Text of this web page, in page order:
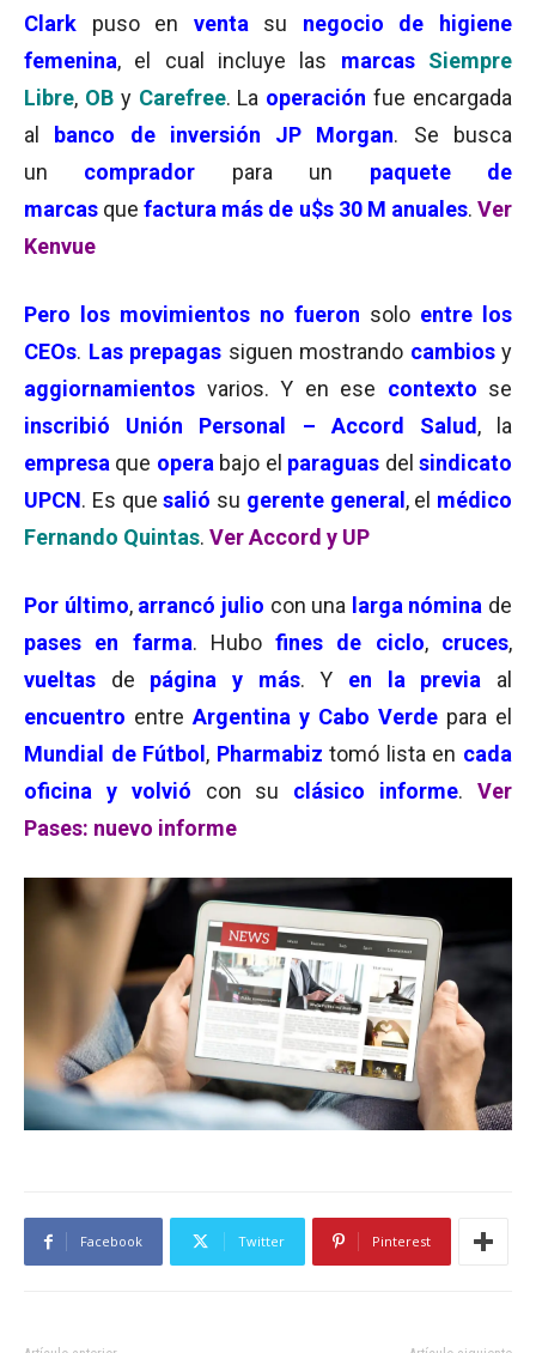
Clark puso en venta su negocio de higiene
femenina, el cual incluye las marcas Siempre
Libre, OB y Carefree. La operación fue encargada
al
banco de inversión JP Morgan. Se busca
un comprador para un paquete de
marcas que factura más de u$s 30 M anuales.Ver
Kenvue
Pero los movimientos no fueron solo entre los
CEOs. Las prepagas siguen mostrando cambios y
aggiornamientos varios. Y en ese contexto se
inscribió
Unión Personal – Accord Salud , la
empresa que opera bajo el paraguas del sindicato
UPCN. Es quesalió su gerente general , el médico
Fernando Quintas. Ver Accord y UP
Por último, arrancó julio con una larga nómina de
pases en farma. Hubofines de ciclo, cruces,
vueltas de página y más. Y en la previa al
encuentro entre Argentina y Cabo Verde para el
Mundial de Fútbol , Pharmabiz tomó lista en cada
oficina y volvió con su clásico informe.Ver
Pases: nuevo informe
Facebook Twitter Pinterest